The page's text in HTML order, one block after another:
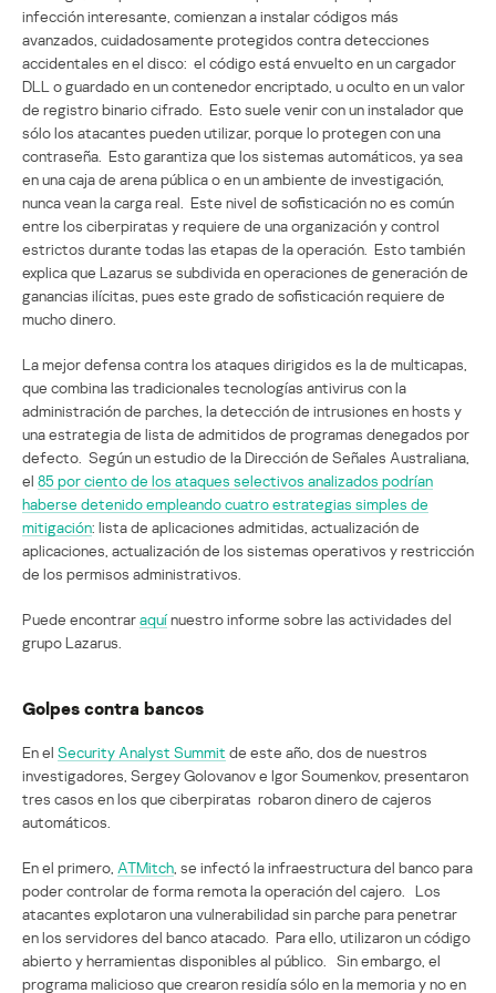
infección interesante, comienzan a instalar códigos más
avanzados, cuidadosamente protegidos contra detecciones
accidentales en el disco: el código está envuelto en un cargador
DLL o guardado en un contenedor encriptado, u oculto en un valor
de registro binario cifrado. Esto suele venir con un instalador que
sólo los atacantes pueden utilizar, porque lo protegen con una
contraseña. Esto garantiza que los sistemas automáticos, ya sea
en una caja de arena pública o en un ambiente de investigación,
nunca vean la carga real. Este nivel de sofisticación no es común
entre los ciberpiratas y requiere de una organización y control
estrictos durante todas las etapas de la operación. Esto también
explica que Lazarus se subdivida en operaciones de generación de
ganancias ilícitas, pues este grado de sofisticación requiere de
mucho dinero.
La mejor defensa contra los ataques dirigidos es la de multicapas,
que combina las tradicionales tecnologías antivirus con la
administración de parches, la detección de intrusiones en hosts y
una estrategia de lista de admitidos de programas denegados por
defecto. Según un estudio de la Dirección de Señales Australiana,
el 85 por ciento de los ataques selectivos analizados podrían
haberse detenido empleando cuatro estrategias simples de
mitigación: lista de aplicaciones admitidas, actualización de
aplicaciones, actualización de los sistemas operativos y restricción
de los permisos administrativos.
Puede encontraraquínuestro informe sobre las actividades del
grupo Lazarus.
Golpes contra bancos
En el Security Analyst Summit de este año, dos de nuestros
investigadores, Sergey Golovanov e Igor Soumenkov, presentaron
tres casos en los que ciberpiratas robaron dinero de cajeros
automáticos.
En el primero, ATMitch , se infectó la infraestructura del banco para
poder controlar de forma remota la operación del cajero. Los
atacantes explotaron una vulnerabilidad sin parche para penetrar
en los servidores del banco atacado. Para ello, utilizaron un código
abierto y herramientas disponibles al público. Sin embargo, el
programa malicioso que crearon residía sólo en la memoria y no en